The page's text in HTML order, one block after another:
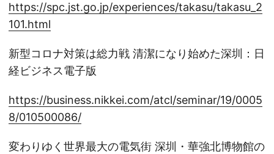
https://spc.jst.go.jp/experiences/takasu/takasu_2
101.html
新型コロナ対策は総力戦 清潔になり始めた深圳：日
経ビジネス電子版
https://business.nikkei.com/atcl/seminar/19/0005
8/010500086/
変わりゆく世界最大の電気街 深圳・華強北博物館の